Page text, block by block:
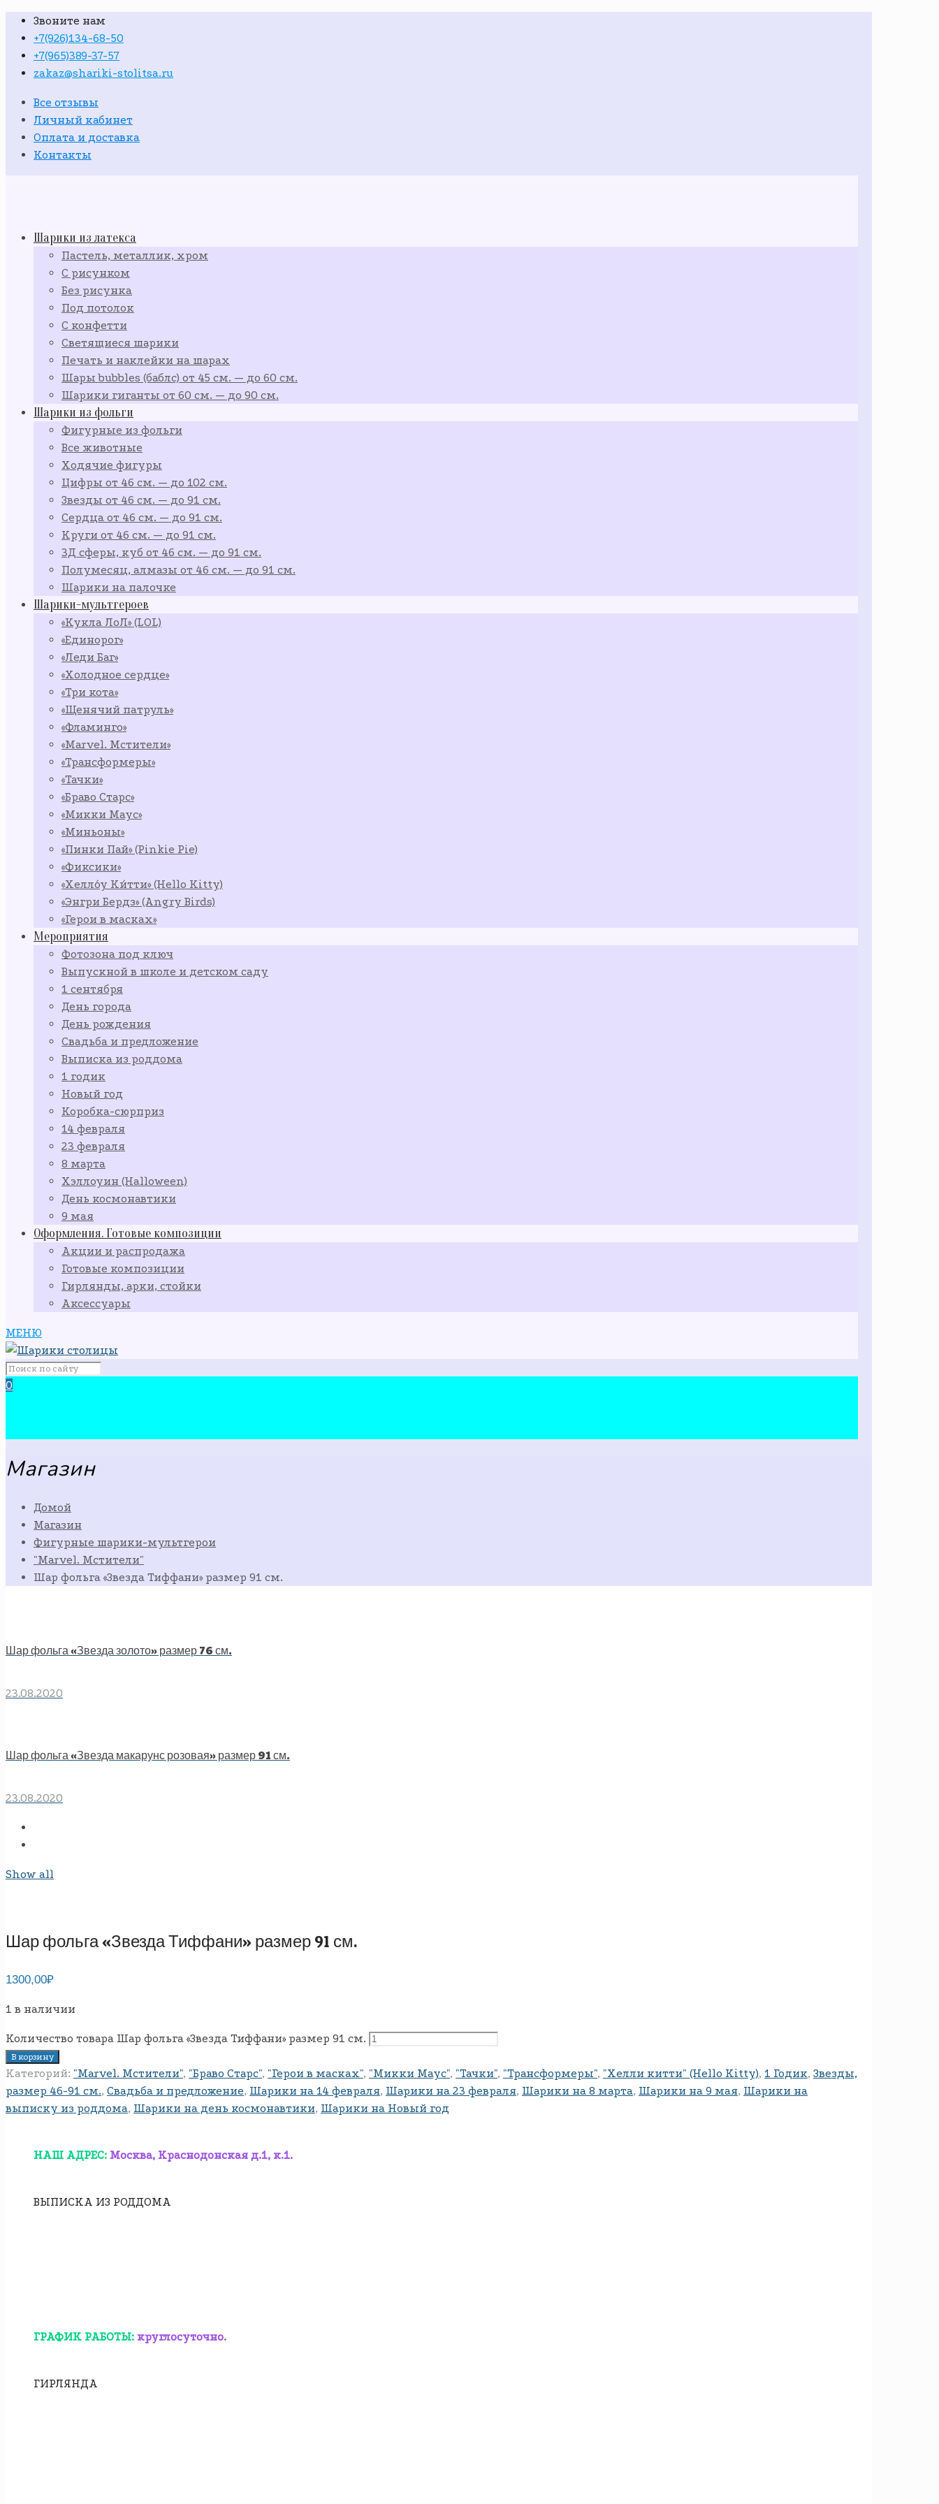
Звоните нам
+7(926)134-68-50
+7(965)389-37-57
zakaz@shariki-stolitsa.ru
Все отзывы
Личный кабинет
Оплата и доставка
Контакты
Шарики из латекса
Пастель, металлик, хром
С рисунком
Без рисунка
Под потолок
С конфетти
Светящиеся шарики
Печать и наклейки на шарах
Шары bubbles (баблс) от 45 см. — до 60 см.
Шарики гиганты от 60 см. — до 90 см.
Шарики из фольги
Фигурные из фольги
Все животные
Ходячие фигуры
Цифры от 46 см. — до 102 см.
Звезды от 46 см. — до 91 см.
Сердца от 46 см. — до 91 см.
Круги от 46 см. — до 91 см.
3Д сферы, куб от 46 см. — до 91 см.
Полумесяц, алмазы от 46 см. — до 91 см.
Шарики на палочке
Шарики-мультгероев
«Кукла ЛоЛ» (LOL)
«Единорог»
«Леди Баг»
«Холодное сердце»
«Три кота»
«Щенячий патруль»
«Фламинго»
«Marvel. Мстители»
«Трансформеры»
«Тачки»
«Браво Старс»
«Микки Маус»
«Миньоны»
«Пинки Пай» (Pinkie Pie)
«Фиксики»
«Хелло́у Ки́тти» (Hello Kitty)
«Энгри Бердз» (Angry Birds)
«Герои в масках»
Мероприятия
Фотозона под ключ
Выпускной в школе и детском саду
1 сентября
День города
День рождения
Свадьба и предложение
Выписка из роддома
1 годик
Новый год
Коробка-сюрприз
14 февраля
23 февраля
8 марта
Хэллоуин (Halloween)
День космонавтики
9 мая
Оформления. Готовые композиции
Акции и распродажа
Готовые композиции
Гирлянды, арки, стойки
Аксессуары
МЕНЮ
0
Магазин
Домой
Магазин
Фигурные шарики-мультгерои
"Marvel. Мстители"
Шар фольга «Звезда Тиффани» размер 91 см.
Шар фольга «Звезда золото» размер 76 см.
23.08.2020
Шар фольга «Звезда макарунс розовая» размер 91 см.
23.08.2020
Show all
Шар фольга «Звезда Тиффани» размер 91 см.
1300,00₽
1 в наличии
Количество товара Шар фольга «Звезда Тиффани» размер 91 см.
В корзину
Категорий: "Marvel. Мстители", "Браво Старс", "Герои в масках", "Микки Маус", "Тачки", "Трансформеры", "Хелли китти" (Hello Kitty), 1 Годик, Звезды,
размер 46-91 см., Свадьба и предложение, Шарики на 14 февраля, Шарики на 23 февраля, Шарики на 8 марта, Шарики на 9 мая, Шарики на
выписку из роддома, Шарики на день космонавтики, Шарики на Новый год
НАШ АДРЕС: Москва, Краснодонская д.1, к.1.
ВЫПИСКА ИЗ РОДДОМА
ГРАФИК РАБОТЫ: круглосуточно.
ГИРЛЯНДА